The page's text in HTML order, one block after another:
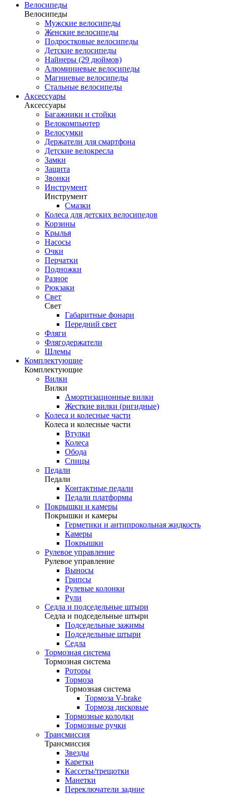
Велосипеды
Велосипеды
Мужские велосипеды
Женские велосипеды
Подростковые велосипеды
Детские велосипеды
Найнеры (29 дюймов)
Алюминиевые велосипеды
Магниевые велосипеды
Стальные велосипеды
Аксессуары
Аксессуары
Багажники и стойки
Велокомпьютер
Велосумки
Держатели для смартфона
Детские велокресла
Замки
Защита
Звонки
Инструмент
Инструмент
Смазки
Колеса для детских велосипедов
Корзины
Крылья
Насосы
Очки
Перчатки
Подножки
Разное
Рюкзаки
Свет
Свет
Габаритные фонари
Передний свет
Фляги
Флягодержатели
Шлемы
Комплектующие
Комплектующие
Вилки
Вилки
Амортизационные вилки
Жесткие вилки (ригидные)
Колеса и колесные части
Колеса и колесные части
Втулки
Колеса
Обода
Спицы
Педали
Педали
Контактные педали
Педали платформы
Покрышки и камеры
Покрышки и камеры
Герметики и антипрокольная жидкость
Камеры
Покрышки
Рулевое управление
Рулевое управление
Выносы
Грипсы
Рулевые колонки
Рули
Седла и подседельные штыри
Седла и подседельные штыри
Подседельные зажимы
Подседельные штыри
Седла
Тормозная система
Тормозная система
Роторы
Тормоза
Тормозная система
Тормоза V-brake
Тормоза дисковые
Тормозные колодки
Тормозные ручки
Трансмиссия
Трансмиссия
Звезды
Каретки
Кассеты/трещотки
Манетки
Переключатели задние